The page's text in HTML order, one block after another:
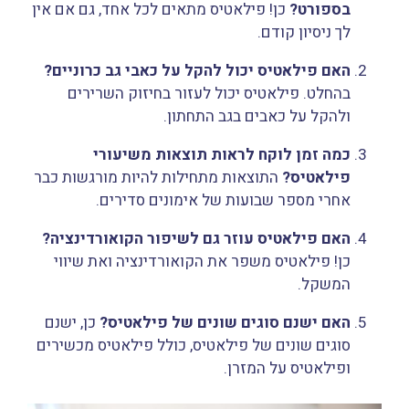
בספורט? כן! פילאטיס מתאים לכל אחד, גם אם אין
לך ניסיון קודם.
האם פילאטיס יכול להקל על כאבי גב כרוניים?
בהחלט. פילאטיס יכול לעזור בחיזוק השרירים
ולהקל על כאבים בגב התחתון.
כמה זמן לוקח לראות תוצאות משיעורי
פילאטיס? התוצאות מתחילות להיות מורגשות כבר
אחרי מספר שבועות של אימונים סדירים.
האם פילאטיס עוזר גם לשיפור הקואורדינציה?
כן! פילאטיס משפר את הקואורדינציה ואת שיווי
המשקל.
האם ישנם סוגים שונים של פילאטיס? כן, ישנם
סוגים שונים של פילאטיס, כולל פילאטיס מכשירים
ופילאטיס על המזרן.